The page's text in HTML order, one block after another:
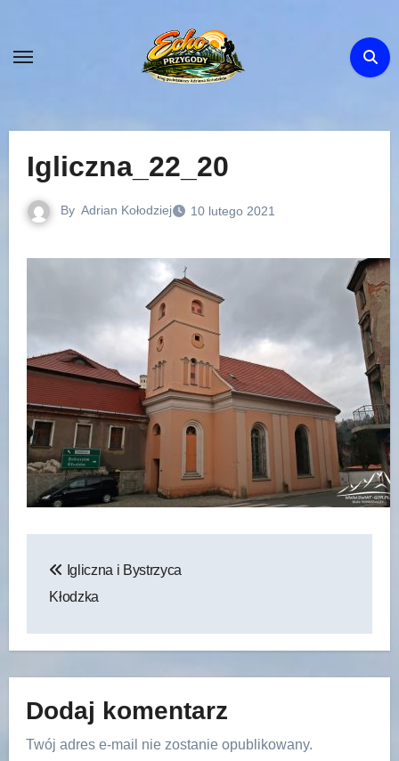
content
Igliczna_22_20
By Adrian Kołodziej 10 lutego 2021
wpisu
Igliczna i Bystrzyca
Kłodzka
Dodaj komentarz
Twój adres e-mail nie zostanie opublikowany.